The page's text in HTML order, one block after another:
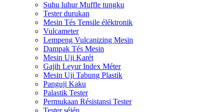
Suhu luhur Muffle tungku
Tester durukan
Mesin Tés Tensile éléktronik
Vulcameter
Lempeng Vulcanizing Mesin
Dampak Tés Mesin
Mesin Uji Karét
Gajih Leyur Index Méter
Mesin Uji Tabung Plastik
Panguji Kaku
Palastik Tester
Permukaan Résistansi Tester
Tester séjén